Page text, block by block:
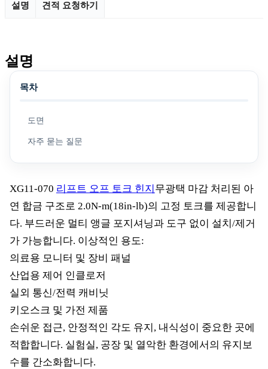
설명 견적 요청하기
설명
목차
도면
자주 묻는 질문
XG11-070 리프트 오프 토크 힌지 무광택 마감 처리된 아
연 합금 구조로 2.0N-m(18in-lb)의 고정 토크를 제공합니
다. 부드러운 멀티 앵글 포지셔닝과 도구 없이 설치/제거
가 가능합니다. 이상적인 용도:
의료용 모니터 및 장비 패널
산업용 제어 인클로저
실외 통신/전력 캐비닛
키오스크 및 가전 제품
손쉬운 접근, 안정적인 각도 유지, 내식성이 중요한 곳에
적합합니다. 실험실, 공장 및 열악한 환경에서의 유지보
수를 간소화합니다.